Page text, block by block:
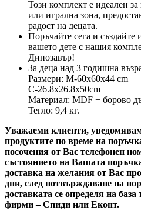
Този комплект е идеален за
или игрална зона,
радост на децата.
Поръчайте сега и създайте
вашето дете с нашия
Динозавър!
За деца над 3 годишна
Размери: М-60х60х44 cm
C-26.8х26.8х50cm
Материал: MDF + борово
Тегло: 9,4 кг.
Уважаеми клиенти,
продуктите по време на
посочения от Вас телефонен
състоянието на Вашата
доставка на желания от Вас
дни, след потвърждаване на
доставката се определя на
фирми – Спиди или Еконт.